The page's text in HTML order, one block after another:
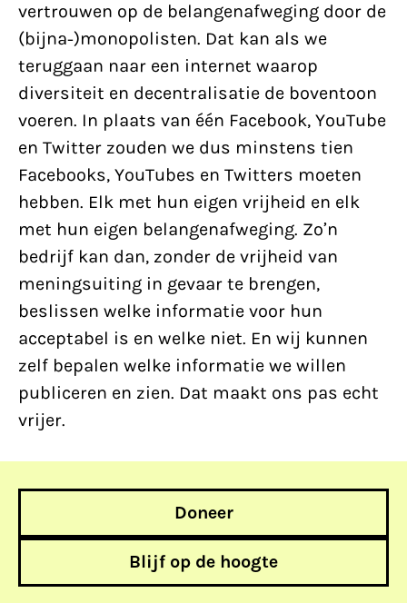
vertrouwen op de belangenafweging door de
(bijna-)monopolisten. Dat kan als we
teruggaan naar een internet waarop
diversiteit en decentralisatie de boventoon
voeren. In plaats van één Facebook, YouTube
en Twitter zouden we dus minstens tien
Facebooks, YouTubes en Twitters moeten
hebben. Elk met hun eigen vrijheid en elk
met hun eigen belangenafweging. Zo’n
bedrijf kan dan, zonder de vrijheid van
meningsuiting in gevaar te brengen,
beslissen welke informatie voor hun
acceptabel is en welke niet. En wij kunnen
zelf bepalen welke informatie we willen
publiceren en zien. Dat maakt ons pas echt
vrijer.
Doneer
Blijf op de hoogte